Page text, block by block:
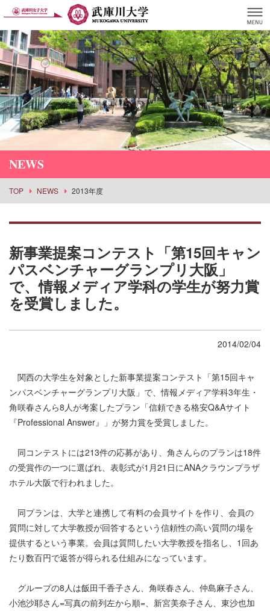
NEWS
TOP NEWS 2013年度
新事業提案コンテスト「第15回キャン
パスベンチャーグランプリ大阪」
で、情報メディア学科の学生が努力賞
を受賞しました。
2014/02/04
関西の大学生を対象とした新事業提案コンテスト「第15回キャ
ンパスベンチャーグランプリ大阪」で、情報メディア学科3年生・
角咲春さんら8人が考案したプラン「信頼できる格安Q&Aサイト
『Professional Answer』」が努力賞を受賞しました。
同コンテストには213件の応募があり、角さんらのプランは18件
の受賞作の一つに選ばれ、表彰式が1月21日にANAクラウンプラザ
ホテル大阪で行われました。
同プランは、大学と連携して有料の会員サイトを作り、会員の
質問に対して大学教授が回答するという信頼性の高い質問の場を
提供するという事業。会員は質問したい大学教授を指名し、1回あ
たり数百円で返答が得られる仕組みになっています。
グループの8人は飯田千香子さん、角咲春さん、仲島麻子さん、
小池沙耶さん=写真の前列左から順=、新宮美奈子さん、東沙也加